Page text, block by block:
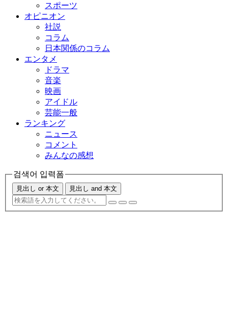
スポーツ
オピニオン
社説
コラム
日本関係のコラム
エンタメ
ドラマ
音楽
映画
アイドル
芸能一般
ランキング
ニュース
コメント
みんなの感想
검색어 입력폼
見出し or 本文 見出し and 本文